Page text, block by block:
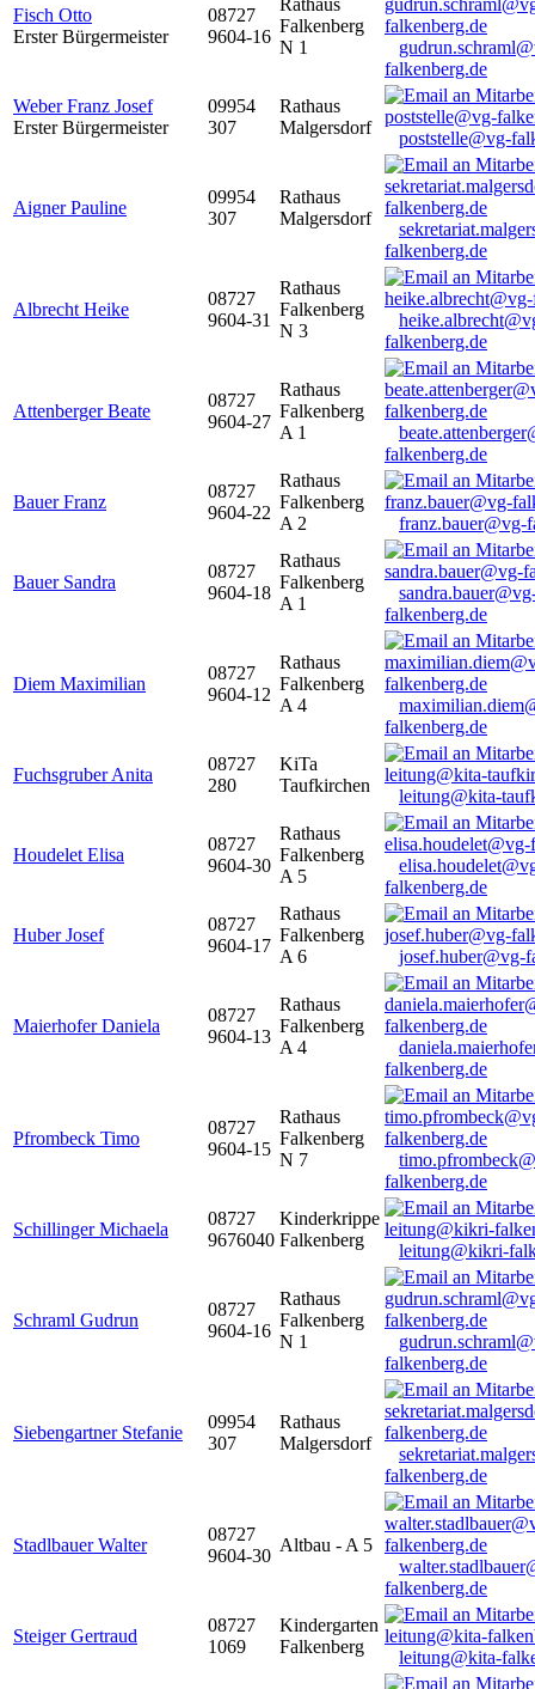
Fisch Otto
Erster Bürgermeister
08727
9604-16
Rathaus
Falkenberg
N 1
falkenberg.de
Weber Franz Josef
Erster Bürgermeister
09954
307
Rathaus
Malgersdorf
poststelle@vg-
Aigner Pauline
09954
307
Rathaus
Malgersdorf
falkenberg.de
Albrecht Heike
08727
9604-31
Rathaus
Falkenberg
N 3
falkenberg.de
Attenberger Beate
08727
9604-27
Rathaus
Falkenberg
A 1
falkenberg.de
Bauer Franz
08727
9604-22
Rathaus
Falkenberg
A 2
franz.bauer@vg-
Bauer Sandra
08727
9604-18
Rathaus
Falkenberg
A 1
falkenberg.de
Diem Maximilian
08727
9604-12
Rathaus
Falkenberg
A 4
falkenberg.de
Fuchsgruber Anita
08727
280
KiTa
Taufkirchen
leitung@kita-
Houdelet Elisa
08727
9604-30
Rathaus
Falkenberg
A 5
falkenberg.de
Huber Josef
08727
9604-17
Rathaus
Falkenberg
A 6
josef.huber@vg-
Maierhofer Daniela
08727
9604-13
Rathaus
Falkenberg
A 4
falkenberg.de
Pfrombeck Timo
08727
9604-15
Rathaus
Falkenberg
N 7
falkenberg.de
Schillinger Michaela
08727
9676040
Kinderkrippe
Falkenberg
leitung@kikri-
Schraml Gudrun
08727
9604-16
Rathaus
Falkenberg
N 1
falkenberg.de
Siebengartner Stefanie
09954
307
Rathaus
Malgersdorf
falkenberg.de
Stadlbauer Walter
08727
9604-30
Altbau - A 5
falkenberg.de
Steiger Gertraud
08727
1069
Kindergarten
Falkenberg
leitung@kita-